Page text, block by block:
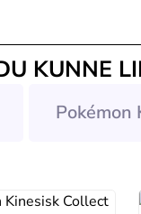
KUNNE
Pokémon